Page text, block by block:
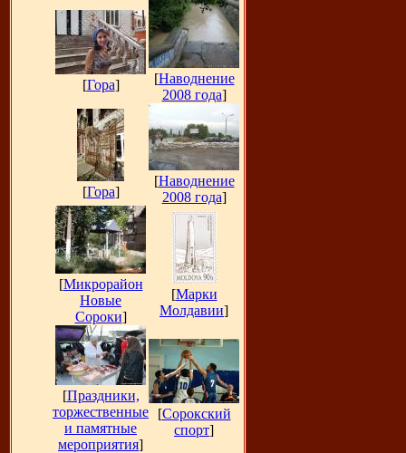
[Гора] [Наводнение
2008 года]
[Гора]
[Наводнение
2008 года]
[Микрорайон
Новые
Сороки]
[Марки
Молдавии]
[Праздники,
торжественные
и памятные
мероприятия]
[Сорокский
спорт]